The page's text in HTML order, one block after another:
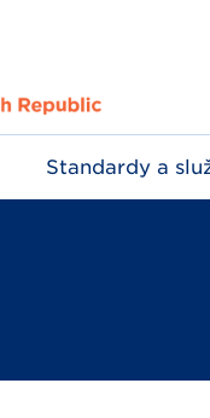
Standardy a